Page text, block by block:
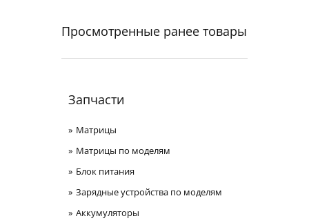
Просмотренные ранее товары
Запчасти
Матрицы
Матрицы по моделям
Блок питания
Зарядные устройства по моделям
Аккумуляторы